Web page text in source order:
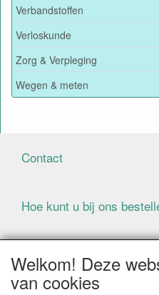
Verbandstoffen
Verloskunde
Zorg & Verpleging
Wegen & meten
Contact
Hoe kunt u bij ons
Voorwaarden
Welkom! Deze
van cookies